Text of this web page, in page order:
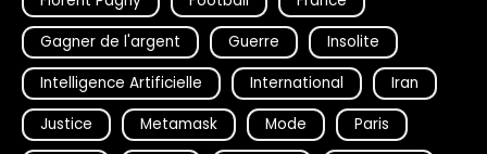
Gagner de l'argent
Guerre
Insolite
Intelligence Artificielle
International
Iran
Justice
Metamask Mode
Paris